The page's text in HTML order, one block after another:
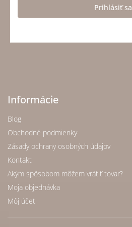
Prihlásiť sa
Informácie
Blog
Obchodné podmienky
Zásady ochrany osobných údajov
Kontakt
Akým spôsobom môžem vrátiť tovar?
Moja objednávka
Môj účet